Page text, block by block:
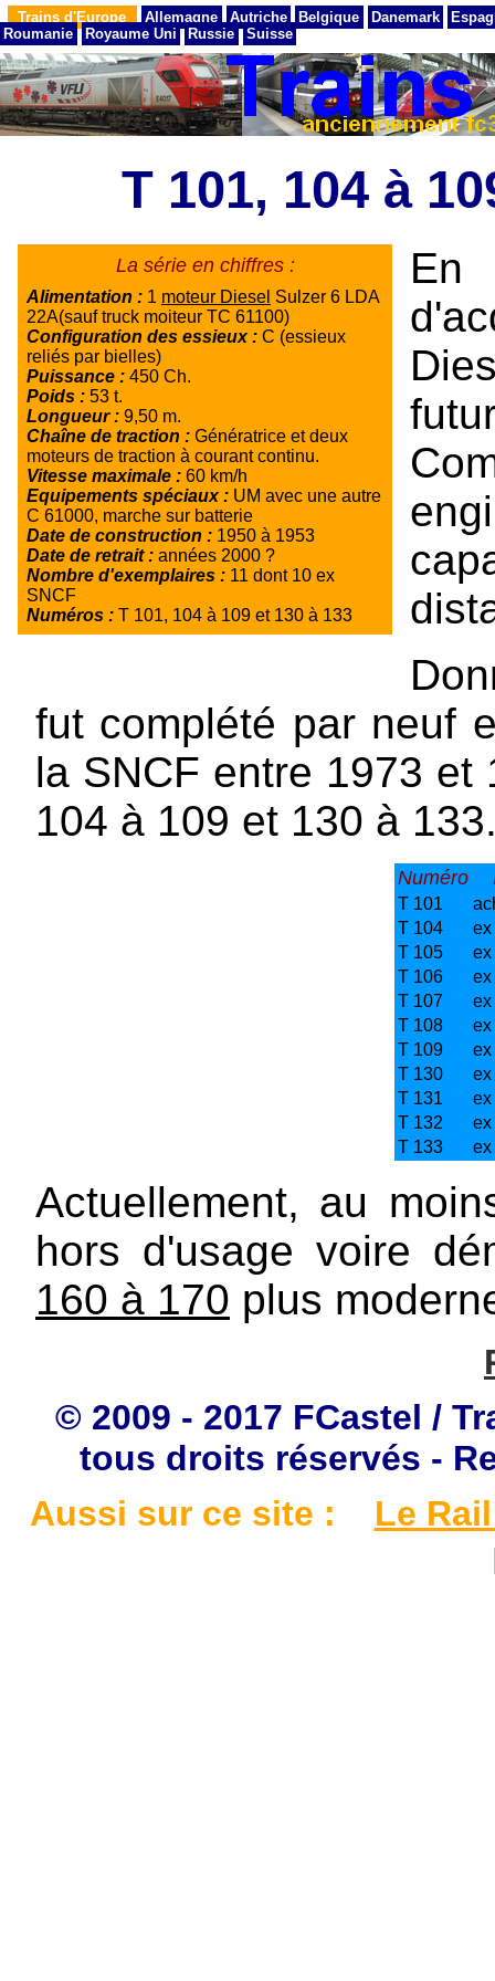
Trains d'Europe Allemagne Autriche Belgique Danemark
Roumanie
Royaume Uni Russie Suisse
T 101, 104 à
La série en chiffres :
Alimentation : 1 moteur Diesel Sulzer 6 LDA
22A(sauf truck moiteur TC 61100)
Configuration des essieux : C (essieux
reliés par bielles)
Puissance : 450 Ch.
Poids : 53 t.
Longueur : 9,50 m.
Chaîne de traction : Génératrice et deux
moteurs de traction à courant continu.
Vitesse maximale : 60 km/h
Equipements spéciaux : UM avec une autre
C 61000, marche sur batterie
Date de construction : 1950 à 1953
Date de retrait : années 2000 ?
Nombre d'exemplaires : 11 dont 10 ex
SNCF
Numéros : T 101, 104 à 109 et 130 à 133
En
fut complété par neuf
la SNCF entre 1973 et
104 à 109 et 130 à
Numéro
T 101
T 104
ex
T 105
ex
T 106
ex
T 107
ex
T 108
ex
T 109
ex
T 130
ex
T 131
ex
T 132
ex
T 133
ex
Actuellement, au
hors d'usage voire
160 à 170 plus
© 2009 - 2017 FCastel /
tous droits réservés -
Aussi sur ce site :
Le